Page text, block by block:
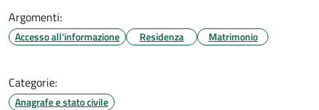
Argomenti:
Accesso all'informazione Residenza Matrimonio
Categorie:
Anagrafe e stato civile